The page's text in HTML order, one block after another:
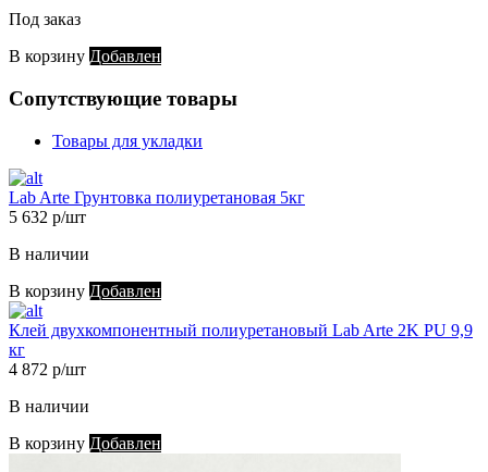
Под заказ
В корзину Добавлен
Сопутствующие товары
Товары для укладки
Lab Arte Грунтовка полиуретановая 5кг
5 632 р/шт
В наличии
В корзину Добавлен
Клей двухкомпонентный полиуретановый Lab Arte 2K PU 9,9
кг
4 872 р/шт
В наличии
В корзину Добавлен